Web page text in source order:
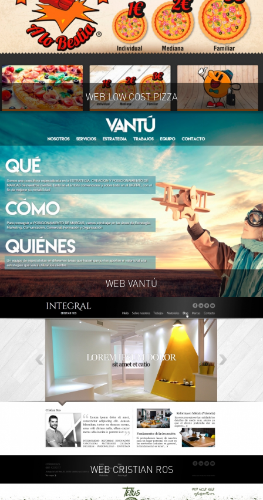
WEB LOW COST PIZZA
WEB VANTÚ
WEB CRISTIAN ROS